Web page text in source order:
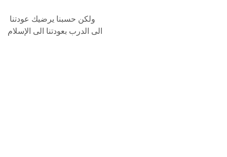
ولكن حسبنا يرضيك عودتنا
الى الدرب بعودتنا الى الإسلام